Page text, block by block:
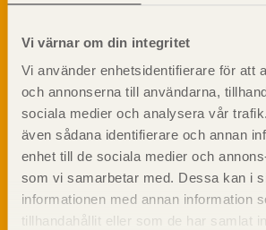
Vi värnar om din integritet
Vi använder enhetsidentifierare för att
och annonserna till användarna,
sociala medier och analysera vår
även sådana identifierare och annan
enhet till de sociala medier och
som vi samarbetar med. Dessa kan i
informationen med annan information
tillhandahållit eller som de har samlat
beskriva träprodukter och deras
egenskaper.
Dela på
Prenumerera på Svenskt Träs